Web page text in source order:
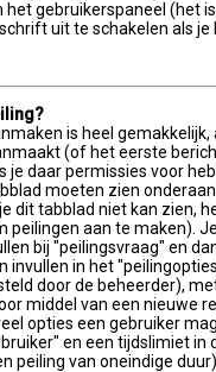
het gebruikerspaneel (het
uit te schakelen als je
is heel gemakkelijk,
(of het eerste
je daar permissies voor
moeten zien
dit tabblad niet kan zien,
peilingen aan te maken).
bij "peilingsvraag" en
invullen in het
door de beheerder),
middel van een nieuwe
opties een gebruiker
en een tijdslimiet in
peiling van oneindige duur).